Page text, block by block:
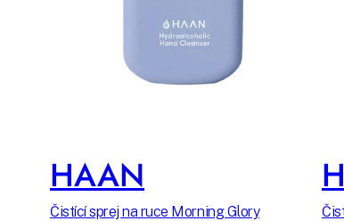
HAAN
Čistící sprej na ruce Morning Glory